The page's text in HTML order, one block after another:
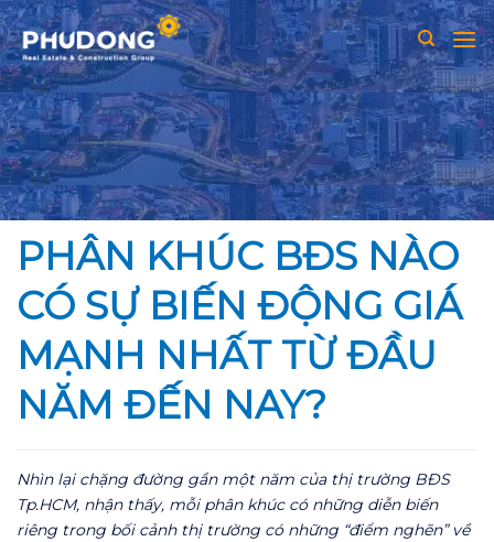
Skip
to
content
PHÂN KHÚC BĐS NÀO
CÓ SỰ BIẾN ĐỘNG GIÁ
MẠNH NHẤT TỪ ĐẦU
NĂM ĐẾN NAY?
Nhìn lại chặng đường gần một năm của thị trường BĐS
Tp.HCM, nhận thấy, mỗi phân khúc có những diễn biến
riêng trong bối cảnh thị trường có những “điểm nghẽn” về